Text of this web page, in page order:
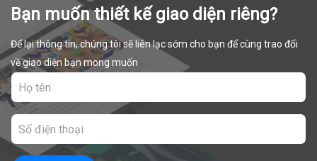
Bạn muốn thiết kế giao diện riêng?
Để lại thông tin, chúng tôi sẽ liên lạc sớm cho bạn để cùng trao đổi
về giao diện bạn mong muốn